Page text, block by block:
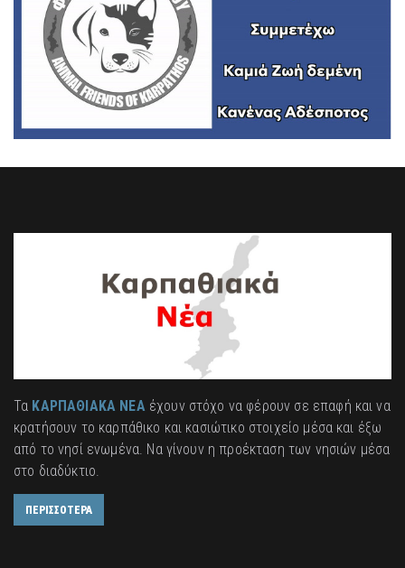
Τα ΚΑΡΠΑΘΙΑΚΑ ΝΕΑέχουν στόχο να φέρουν σε επαφή και να
κρατήσουν το καρπάθικο και κασιώτικο στοιχείο μέσα και έξω
από το νησί ενωμένα. Να γίνουν η προέκταση των νησιών μέσα
στο διαδύκτιο.
ΠΕΡΙΣΣΟΤΕΡΑ